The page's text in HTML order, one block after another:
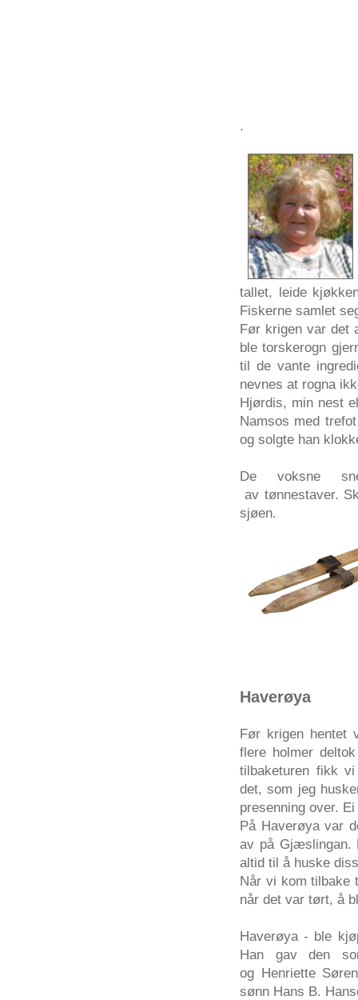
.
tallet, leide
Fiskerne samlet
Før krigen var det
ble torskerogn
til devante
nevnes at rogna
Hjørdis, min nest
Namsos med trefot
og solgte han
Devoksne
av tønnestaver.
sjøen.
Haverøya
Før krigen hentet
flere holmer deltok
tilbaketuren fikk
det,som jeg
presenning over. Ei
På Haverøya var
av på Gjæslingan.
altid til å huske
Når vi kom tilbake
når det var tørt, å
Haverøya- ble
Han gavden
og Henriette
sønn Hans B.